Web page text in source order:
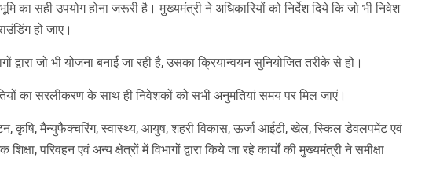
का सही उपयोग होना जरूरी है। मुख्यमंत्री ने अधिकारियों को निर्देश दिये कि जो भी निवेश
हो जाए।
द्वारा जो भी योजना बनाई जा रही है, उसका क्रियान्वयन सुनियोजित तरीके से हो।
का सरलीकरण के साथ ही निवेशकों को सभी अनुमतियां समय पर मिल जाएं।
कृषि, मैन्युफैक्चरिंग, स्वास्थ्य, आयुष, शहरी विकास, ऊर्जा आईटी, खेल, स्किल डेवलपमेंट एवं
परिवहन एवं अन्य क्षेत्रों में विभागों द्वारा किये जा रहे कार्यों की मुख्यमंत्री ने समीक्षा